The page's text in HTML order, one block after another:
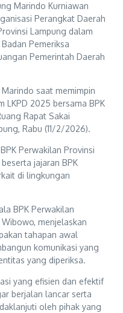
Marindo Kurniawan
Perangkat Daerah
Lampung dalam
Pemeriksa
Pemerintah Daerah
saat memimpin
LKPD 2025 bersama BPK
Rapat Sakai
Rabu (11/2/2026).
Perwakilan Provinsi
jajaran BPK
di lingkungan
BPK Perwakilan
menjelaskan
tahapan awal
komunikasi yang
yang diperiksa.
yang efisien dan efektif
berjalan lancar serta
oleh pihak yang